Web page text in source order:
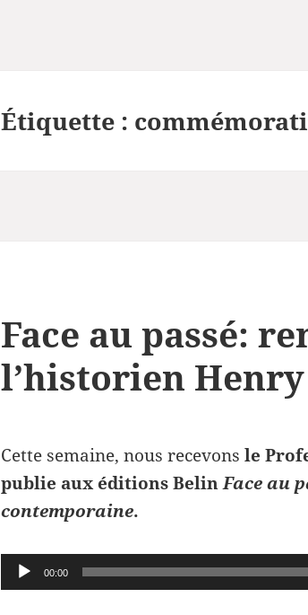
Étiquette :
Face au passé:
l’historien Henry
Cette semaine, nous recevons le
publie aux éditions BelinFace au
contemporaine.
Lecteur
audio
00:00